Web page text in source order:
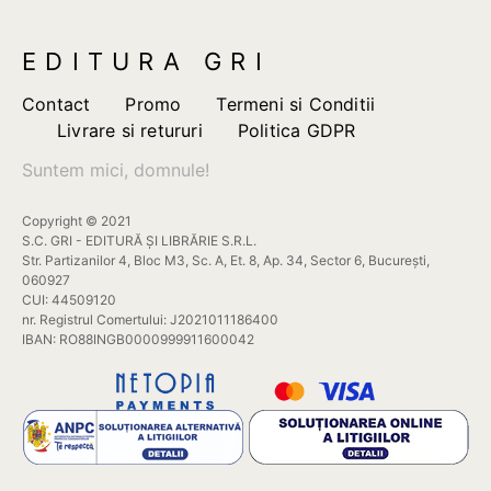
pagina
produsului.
EDITURA GRI
Contact Promo
Termeni si Conditii
Livrare si retururi
Politica GDPR
Suntem mici, domnule!
Copyright © 2021
S.C. GRI - EDITURĂ ȘI LIBRĂRIE S.R.L.
Str. Partizanilor 4, Bloc M3, Sc. A, Et. 8, Ap. 34, Sector 6, București,
060927
CUI: 44509120
nr. Registrul Comertului: J2021011186400
IBAN: RO88INGB0000999911600042